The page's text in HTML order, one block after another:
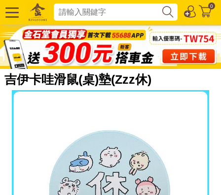
0
吉伊卡哇滑鼠(桌)墊(Zzz休)